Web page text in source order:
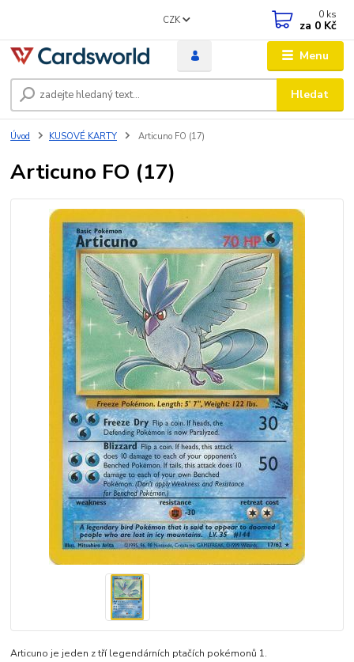
Menu
CZK
Hledat
0 ks
za 0 Kč
Úvod KUSOVÉ KARTY Articuno FO (17)
Articuno FO (17)
Articuno je jeden z tří legendárních ptačích pokémonů 1.